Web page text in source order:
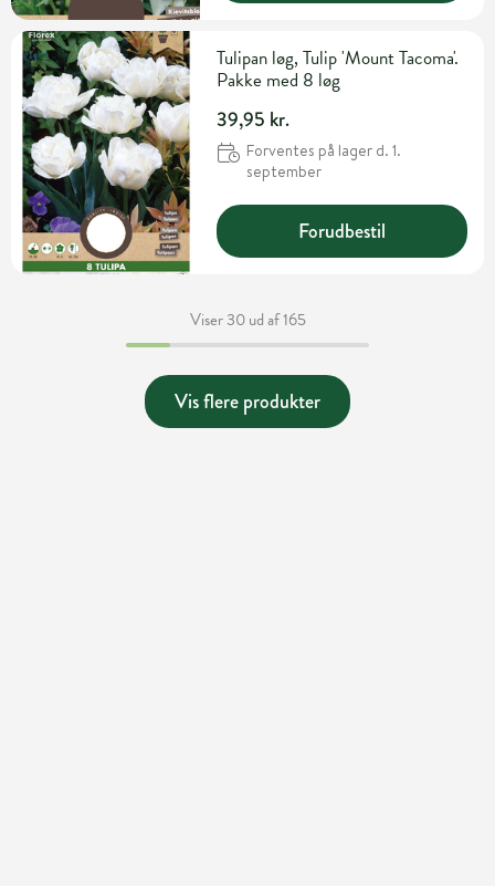
Tulipan løg, Tulip 'Mount Tacoma'.
Pakke med 8 løg
39,95 kr.
Forventes på lager d. 1.
september
Forudbestil
Viser 30 ud af 165
Vis flere produkter